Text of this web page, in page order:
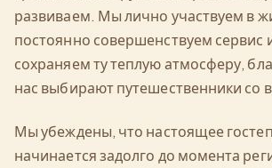
развиваем. Мы лично участвуем в
постоянно совершенствуем сервис
сохраняем ту теплую атмосферу,
нас выбирают путешественники со
Мы убеждены, что настоящее
начинается задолго до момента